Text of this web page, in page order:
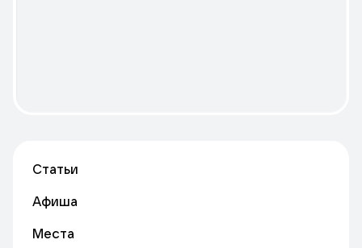
Статьи
Афиша
Места